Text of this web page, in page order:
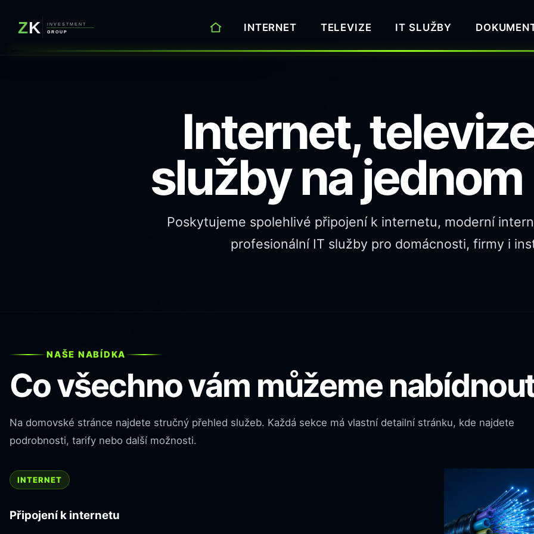
INTERNET TELEVIZE IT SLUŽBY
Internet,
služby na
Poskytujeme spolehlivé připojení k internetu, moderní
profesionální IT služby pro domácnosti, firmy i
NAŠE NABÍDKA
Co všechno vám můžeme
Na domovské stránce najdete stručný přehled služeb. Každá sekce má vlastní detailní stránku, kde najdete
podrobnosti, tarify nebo další možnosti.
INTERNET
Připojení k internetu